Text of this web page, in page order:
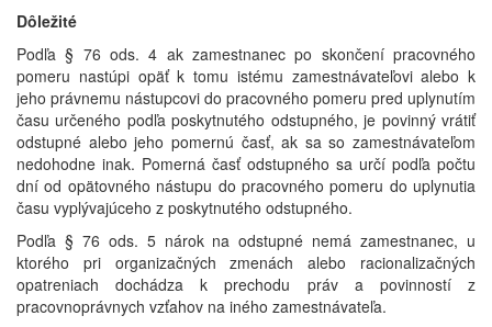
Dôležité
Podľa § 76 ods. 4 ak zamestnanec po skončení pracovného
pomeru nastúpi opäť k tomu istému zamestnávateľovi alebo k
jeho právnemu nástupcovi do pracovného pomeru pred uplynutím
času určeného podľa poskytnutého odstupného, je povinný vrátiť
odstupné alebo jeho pomernú časť, ak sa so zamestnávateľom
nedohodne inak. Pomerná časť odstupného sa určí podľa počtu
dní od opätovného nástupu do pracovného pomeru do uplynutia
času vyplývajúceho z poskytnutého odstupného.
Podľa § 76 ods. 5 nárok na odstupné nemá zamestnanec, u
ktorého pri organizačných zmenách alebo racionalizačných
opatreniach dochádza k prechodu práv a povinností z
pracovnoprávnych vzťahov na iného zamestnávateľa.